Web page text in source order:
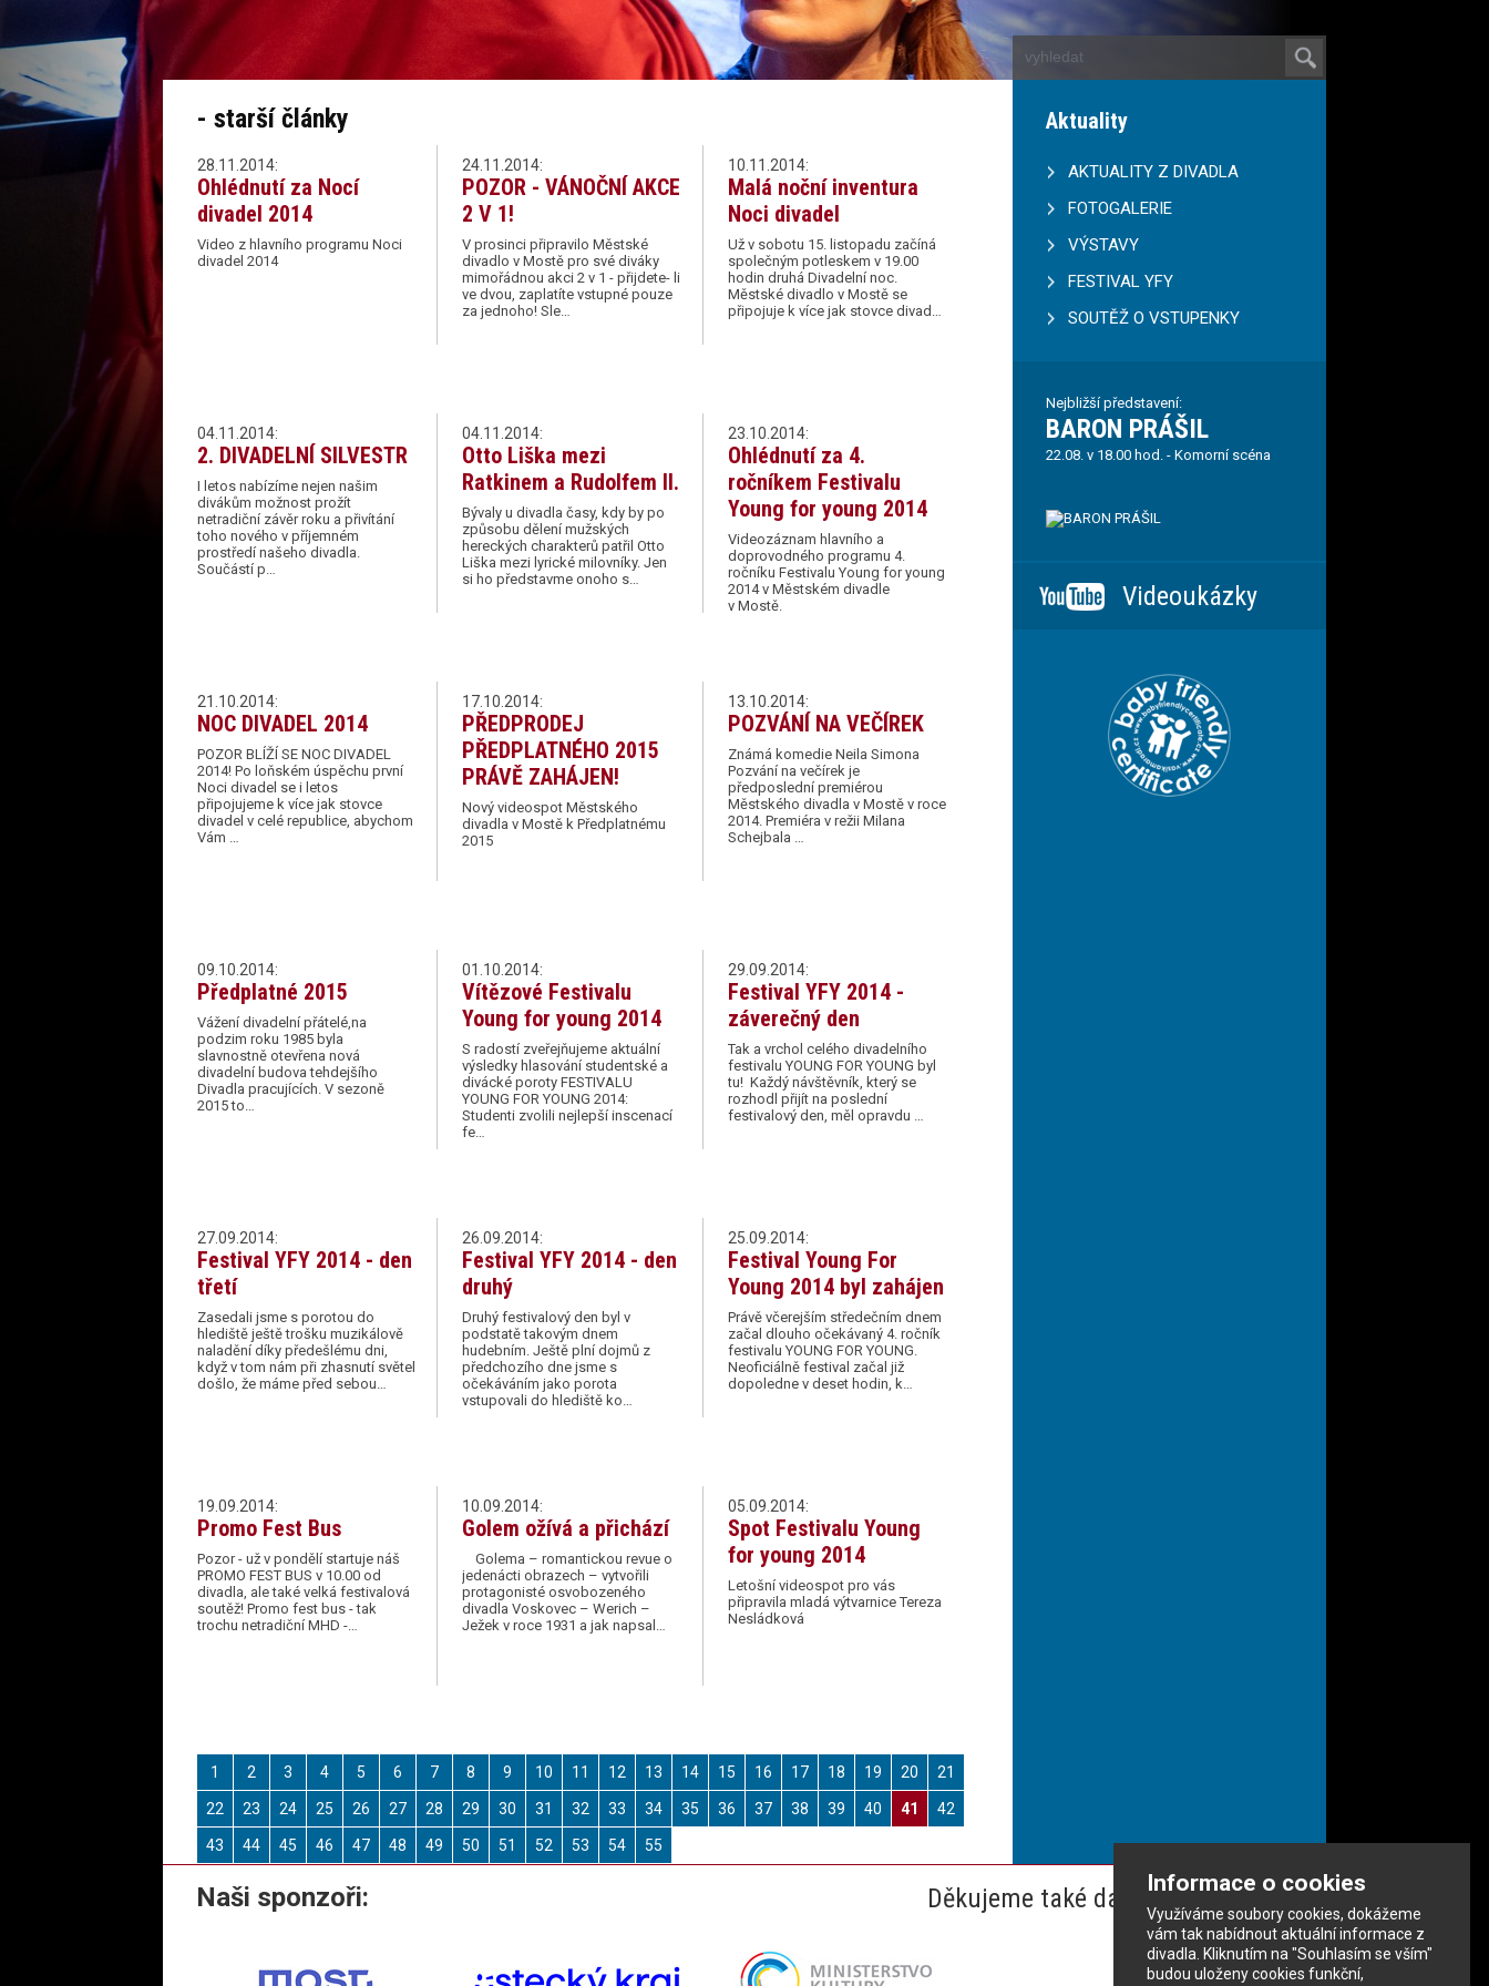
Informace o cookies
Využíváme soubory cookies, dokážeme
vám tak nabídnout aktuální informace z
divadla. Kliknutím na "Souhlasím se vším"
budou uloženy cookies funkční,
- starší články
28.11.2014:
Ohlédnutí za Nocí
divadel 2014
Video z hlavního programu Noci
divadel 2014
24.11.2014:
POZOR - VÁNOČNÍ AKCE
2 V 1!
V prosinci připravilo Městské
divadlo v Mostě pro své diváky
mimořádnou akci 2 v 1 - přijdete- li
ve dvou, zaplatíte vstupné pouze
za jednoho! Sle…
10.11.2014:
Malá noční inventura
Noci divadel
Už v sobotu 15. listopadu začíná
společným potleskem v 19.00
hodin druhá Divadelní noc.
Městské divadlo v Mostě se
připojuje k více jak stovce divad…
04.11.2014:
2. DIVADELNÍ SILVESTR
I letos nabízíme nejen našim
divákům možnost prožít
netradiční závěr roku a přivítání
toho nového v příjemném
prostředí našeho divadla.
Součástí p…
04.11.2014:
Otto Liška mezi
Ratkinem a Rudolfem II.
Bývaly u divadla časy, kdy by po
způsobu dělení mužských
hereckých charakterů patřil Otto
Liška mezi lyrické milovníky. Jen
si ho představme onoho s…
23.10.2014:
Ohlédnutí za 4.
ročníkem Festivalu
Young for young 2014
Videozáznam hlavního a
doprovodného programu 4.
ročníku Festivalu Young for young
2014 v Městském divadle
v Mostě.
21.10.2014:
NOC DIVADEL 2014
POZOR BLÍŽÍ SE NOC DIVADEL
2014! Po loňském úspěchu první
Noci divadel se i letos
připojujeme k více jak stovce
divadel v celé republice, abychom
Vám …
17.10.2014:
PŘEDPRODEJ
PŘEDPLATNÉHO 2015
PRÁVĚ ZAHÁJEN!
Nový videospot Městského
divadla v Mostě k Předplatnému
2015
13.10.2014:
POZVÁNÍ NA VEČÍREK
Známá komedie Neila Simona
Pozvání na večírek je
předposlední premiérou
Městského divadla v Mostě v roce
2014. Premiéra v režii Milana
Schejbala …
09.10.2014:
Předplatné 2015
Vážení divadelní přátelé,na
podzim roku 1985 byla
slavnostně otevřena nová
divadelní budova tehdejšího
Divadla pracujících. V sezoně
2015 to…
01.10.2014:
Vítězové Festivalu
Young for young 2014
S radostí zveřejňujeme aktuální
výsledky hlasování studentské a
divácké poroty FESTIVALU
YOUNG FOR YOUNG 2014:
Studenti zvolili nejlepší inscenací
fe…
29.09.2014:
Festival YFY 2014 -
záverečný den
Tak a vrchol celého divadelního
festivalu YOUNG FOR YOUNG byl
tu! Každý návštěvník, který se
rozhodl přijít na poslední
festivalový den, měl opravdu …
27.09.2014:
Festival YFY 2014 - den
třetí
Zasedali jsme s porotou do
hlediště ještě trošku muzikálově
naladění díky předešlému dni,
když v tom nám při zhasnutí světel
došlo, že máme před sebou…
26.09.2014:
Festival YFY 2014 - den
druhý
Druhý festivalový den byl v
podstatě takovým dnem
hudebním. Ještě plní dojmů z
předchozího dne jsme s
očekáváním jako porota
vstupovali do hlediště ko…
25.09.2014:
Festival Young For
Young 2014 byl zahájen
Právě včerejším středečním dnem
začal dlouho očekávaný 4. ročník
festivalu YOUNG FOR YOUNG.
Neoficiálně festival začal již
dopoledne v deset hodin, k…
19.09.2014:
Promo Fest Bus
Pozor - už v pondělí startuje náš
PROMO FEST BUS v 10.00 od
divadla, ale také velká festivalová
soutěž! Promo fest bus - tak
trochu netradiční MHD -…
10.09.2014:
Golem ožívá a přichází
Golema – romantickou revue o
jedenácti obrazech – vytvořili
protagonisté osvobozeného
divadla Voskovec – Werich –
Ježek v roce 1931 a jak napsal…
05.09.2014:
Spot Festivalu Young
for young 2014
Letošní videospot pro vás
připravila mladá výtvarnice Tereza
Nesládková
1 2 3 4 5 6 7 8 9 10 11 12 13 14 15 16 17 18 19 20 21
22 23 24 25 26 27 28 29 30 31 32 33 34 35 36 37 38 39 40 41 42
43 44 45 46 47 48 49 50 51 52 53 54 55
Aktuality
AKTUALITY Z DIVADLA
FOTOGALERIE
VÝSTAVY
FESTIVAL YFY
SOUTĚŽ O VSTUPENKY
Nejbližší představení:
BARON PRÁŠIL
22.08. v 18.00 hod. - Komorní scéna
Videoukázky
Děkujeme také dalším partnerům
Naši sponzoři: